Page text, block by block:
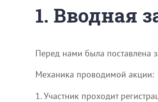
1. Вводная
Перед нами была поставлена
Механика проводимой акции:
1. Участник проходит